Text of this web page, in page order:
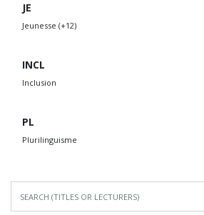
JE
Jeunesse (+12)
INCL
Inclusion
PL
Plurilinguisme